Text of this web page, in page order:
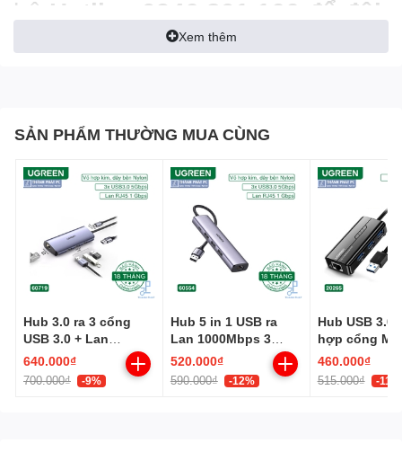
hệ Hotline 0946.801.166 để đội
Thành Phát Computer
Xem thêm
SẢN PHẨM THƯỜNG MUA CÙNG
Hub 3.0 ra 3 cổng
USB 3.0 + Lan
Gigabit 1000Mbps
Ugreen 60719
640.000₫
700.000₫ -9%
Hub 5 in 1 USB ra
Lan 1000Mbps 3
Cổng USB 3.0
Ugreen 60554
520.000₫
590.000₫ -12%
Hub USB 3.0
hợp cổng
Gigabit 10/
1000Mbps
20265
460.000₫
515.000₫ -11%